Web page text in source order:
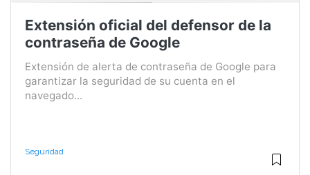
Extensión oficial del defensor de la
contraseña de Google
Extensión de alerta de contraseña de Google para
garantizar la seguridad de su cuenta en el
navegado...
Seguridad